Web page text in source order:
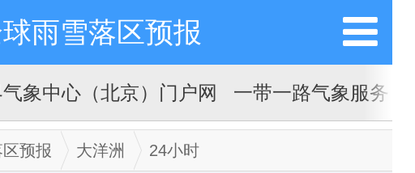
雨雪落区预报
象中心（北京）门户网 一带一路气象服务
预报 大洋洲 24小时